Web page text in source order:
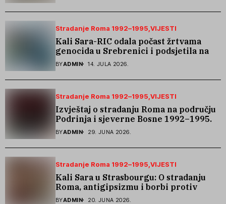
Stradanje Roma 1992–1995 VIJESTI
Kali Sara-RIC odala počast žrtvama
genocida u Srebrenici i podsjetila na
stradanje Roma iz Skočića
BYADMIN 14. JULA 2026.
Stradanje Roma 1992–1995 VIJESTI
Izvještaj o stradanju Roma na području
Podrinja i sjeverne Bosne 1992–1995.
godine
BYADMIN 29. JUNA 2026.
Stradanje Roma 1992–1995 VIJESTI
Kali Sara u Strasbourgu: O stradanju
Roma, antigipsizmu i borbi protiv
govora mržnje
BYADMIN 20. JUNA 2026.